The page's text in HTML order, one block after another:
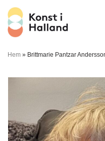
Hoppa
till
innehåll
Hem » Brittmarie Pantzar